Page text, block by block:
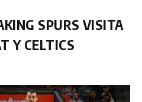
SPURS VISITA
Y CELTICS